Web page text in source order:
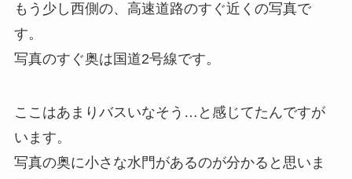
もう少し西側の、高速道路のすぐ近くの写真で
す。
写真のすぐ奥は国道2号線です。
ここはあまりバスいなそう…と感じてたんですが
います。
写真の奥に小さな水門があるのが分かると思いま